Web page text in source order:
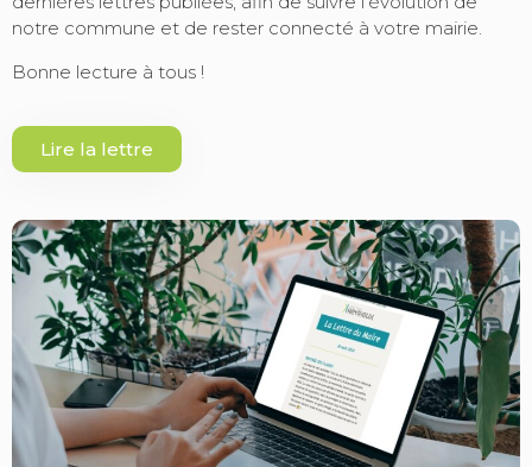
notre commune et de rester connecté à votre mairie.
Bonne lecture à tous !
Lire la lettre